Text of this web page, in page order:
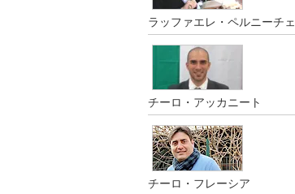
ラッファエレ・ペルニーチェ
チーロ・アッカニート
チーロ・フレーシア